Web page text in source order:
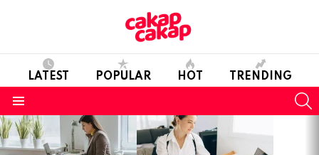
LATEST POPULAR HOT TRENDING
LATEST
STORIES